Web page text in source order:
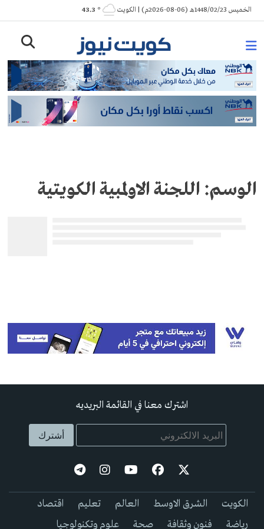
Skip
to
الخميس 1448/02/23هـ (06-08-2026م) | الكويت ° 43.3
الوسم: اللجنة الاولمبية الكويتية
اشترك معنا في القائمة البريديه
الكويت الشرق الاوسط العالم تعليم
اقتصاد
رياضة
فنون وثقافة صحة علوم وتكنولوجيا